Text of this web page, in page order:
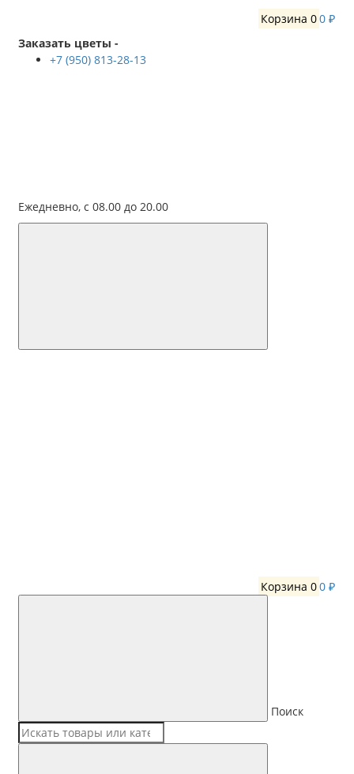
Корзина 00 ₽
Заказать цветы -
+7 (950) 813-28-13
Ежедневно, с 08.00 до 20.00
Корзина 00 ₽
Поиск